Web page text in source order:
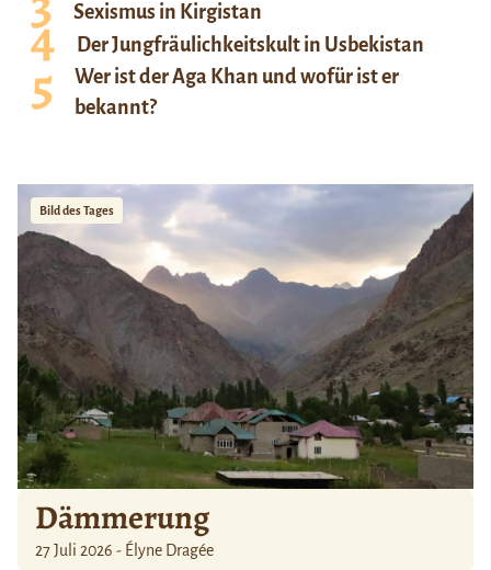
Sexismus in Kirgistan
Der Jungfräulichkeitskult in Usbekistan
Wer ist der Aga Khan und wofür ist er
bekannt?
Bild des Tages
Dämmerung
27 Juli 2026 - Élyne Dragée